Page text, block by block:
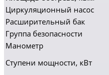
Циркуляционный насос
Расширительный бак
Группа безопасности
Манометр
Ступени мощности, кВт